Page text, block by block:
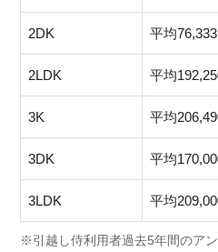
2DK 平均
2LDK 平均
3K 平均
3DK 平均
3LDK 平均
※引越し侍利用者過去5年間のア